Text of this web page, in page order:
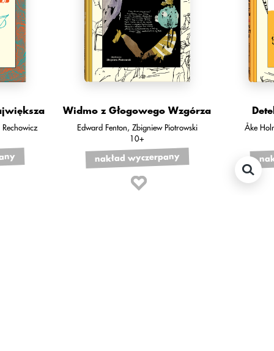
Widmo z Głogowego Wzgórza
Edward Fenton
Zbigniew Piotrowski
10+
nakład wyczerpany
Åke